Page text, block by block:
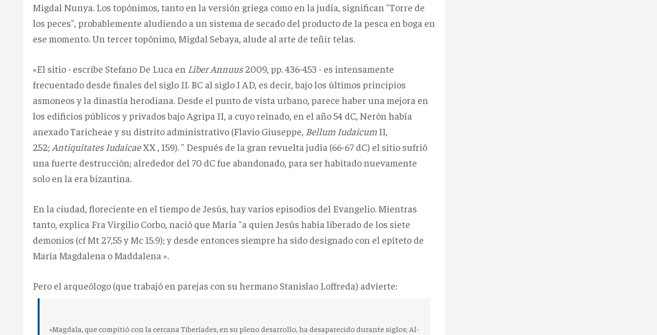
Migdal Nunya. Los topónimos, tanto en la versión griega como en la judía, significan "Torre de
los peces", probablemente aludiendo a un sistema de secado del producto de la pesca en boga en
ese momento. Un tercer topónimo, Migdal Sebaya, alude al arte de teñir telas.
«El sitio - escribe Stefano De Luca en Liber Annuus2009, pp.436-453 - es intensamente
frecuentado desde finales del siglo II. BC al siglo I AD, es decir, bajo los últimos principios
asmoneos y la dinastía herodiana. Desde el punto de vista urbano, parece haber una mejora en
los edificios públicos y privados bajo Agripa II, a cuyo reinado, en el año 54 dC, Nerón había
anexado Taricheae y su distrito administrativo (Flavio Giuseppe, Bellum Iudaicum II,
252; Antiquitates IudaicaeXX , 159). " Después de la gran revuelta judía (66-67 dC) el sitio sufrió
una fuerte destrucción; alrededor del 70 dC fue abandonado, para ser habitado nuevamente
solo en la era bizantina.
En la ciudad, floreciente en el tiempo de Jesús, hay varios episodios del Evangelio. Mientras
tanto, explica Fra Virgilio Corbo, nació que María "a quien Jesús había liberado de los siete
demonios (cf Mt 27,55 y Mc 15.9); y desde entonces siempre ha sido designado con el epíteto de
María Magdalena o Maddalena ».
Pero el arqueólogo (que trabajó en parejas con su hermano Stanislao Loffreda) advierte:
«Magdala, que compitió con la cercana Tiberíades, en su pleno desarrollo, ha desaparecido durante siglos; Al-